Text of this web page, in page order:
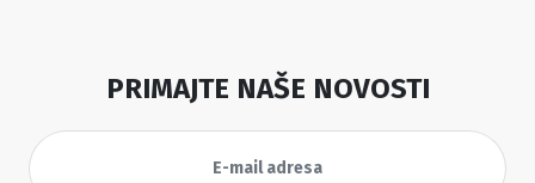
PRIMAJTE NAŠE NOVOSTI